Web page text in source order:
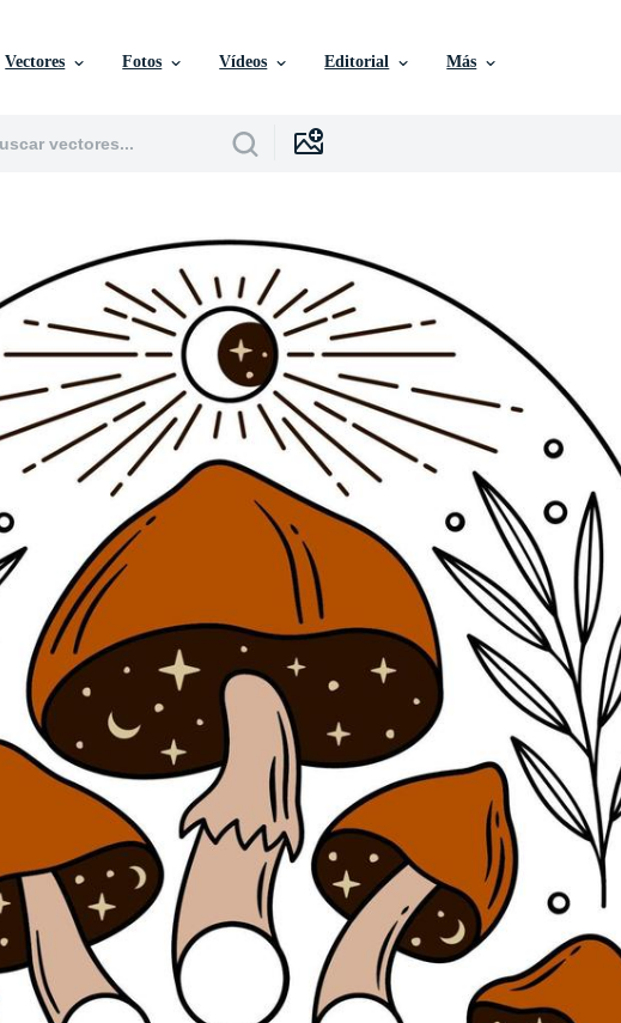
Vectores Fotos Vídeos Editorial Más